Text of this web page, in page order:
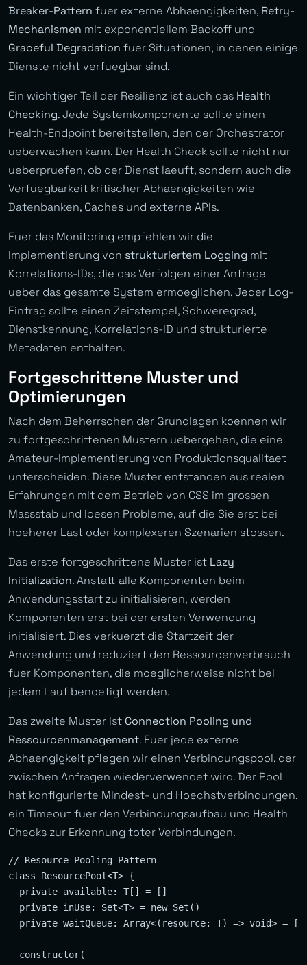
Breaker-Pattern fuer externe Abhaengigkeiten, Retry-
Mechanismen mit exponentiellem Backoff und
Graceful Degradation fuer Situationen, in denen einige
Dienste nicht verfuegbar sind.
Ein wichtiger Teil der Resilienz ist auch das Health
Checking. Jede Systemkomponente sollte einen
Health-Endpoint bereitstellen, den der Orchestrator
ueberwachen kann. Der Health Check sollte nicht nur
ueberpruefen, ob der Dienst laeuft, sondern auch die
Verfuegbarkeit kritischer Abhaengigkeiten wie
Datenbanken, Caches und externe APIs.
Fuer das Monitoring empfehlen wir die
Implementierung von strukturiertem Logging mit
Korrelations-IDs, die das Verfolgen einer Anfrage
ueber das gesamte System ermoeglichen. Jeder Log-
Eintrag sollte einen Zeitstempel, Schweregrad,
Dienstkennung, Korrelations-ID und strukturierte
Metadaten enthalten.
Fortgeschrittene Muster und
Optimierungen
Nach dem Beherrschen der Grundlagen koennen wir
zu fortgeschrittenen Mustern uebergehen, die eine
Amateur-Implementierung von Produktionsqualitaet
unterscheiden. Diese Muster entstanden aus realen
Erfahrungen mit dem Betrieb von CSS im grossen
Massstab und loesen Probleme, auf die Sie erst bei
hoeherer Last oder komplexeren Szenarien stossen.
Das erste fortgeschrittene Muster ist Lazy
Initialization. Anstatt alle Komponenten beim
Anwendungsstart zu initialisieren, werden
Komponenten erst bei der ersten Verwendung
initialisiert. Dies verkuerzt die Startzeit der
Anwendung und reduziert den Ressourcenverbrauch
fuer Komponenten, die moeglicherweise nicht bei
jedem Lauf benoetigt werden.
Das zweite Muster ist Connection Pooling und
Ressourcenmanagement. Fuer jede externe
Abhaengigkeit pflegen wir einen Verbindungspool, der
zwischen Anfragen wiederverwendet wird. Der Pool
hat konfigurierte Mindest- und Hoechstverbindungen,
ein Timeout fuer den Verbindungsaufbau und Health
Checks zur Erkennung toter Verbindungen.
// Resource-Pooling-Pattern
class ResourcePool<T> {
  private available: T[] = []
  private inUse: Set<T> = new Set()
  private waitQueue: Array<(resource: T) => void> = []
  constructor(